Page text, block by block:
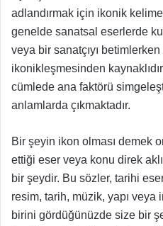
adlandırmak için ikonik
genelde sanatsal eserlerde
veya bir sanatçıyı
ikonikleşmesinden
cümlede ana faktörü
anlamlarda çıkmaktadır.
Bir şeyin ikon olması demek
ettiği eser veya konu direk
bir şeydir. Bu sözler, tarihi
resim, tarih, müzik, yapı
birini gördüğünüzde size bir